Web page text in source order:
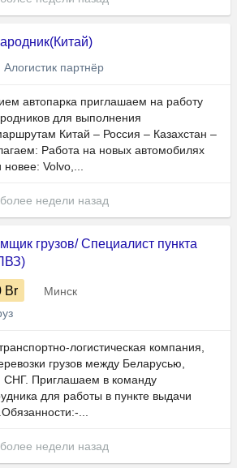
Алогистик партнёр
автопарка приглашаем на работу
для выполнения
Китай – Россия – Казахстан –
Работа на новых автомобилях
новее: Volvo,...
недели назад
грузов/ Специалист пункта
Br
Минск
логистическая компания,
грузов между Беларусью,
СНГ. Приглашаем в команду
для работы в пункте выдачи
...
недели назад